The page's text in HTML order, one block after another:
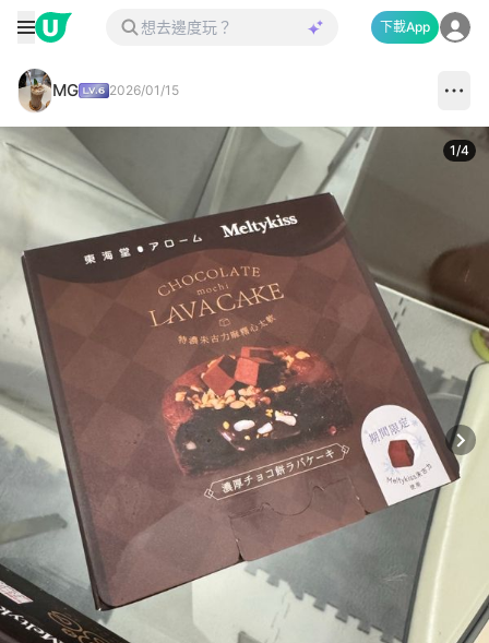
下載App
MG 2026/01/15
1/4